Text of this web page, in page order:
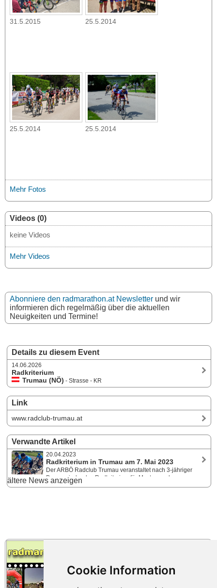
Details zu diesem Event
14.06.2026
Radkriterium
Trumau (NÖ) - Strasse - KR
Link
www.radclub-trumau.at
Verwandte Artikel
20.04.2023
Radkriterium in Trumau am 7. Mai 2023
Der ARBÖ Radclub Trumau veranstaltet nach 3-jähriger
Pause wieder das Radkriterium für Master- und
HobbyfahrerInnen sowie für Kinder und Jugendliche. Geboten werden
ältere News anzeigen
31.5.2015 25.5.2014
25.5.2014 25.5.2014
Mehr Fotos
Videos (0)
keine Videos
Mehr Videos
Abonniere den radmarathon.at Newsletter und wir
informieren dich regelmäßig über die aktuellen
Neuigkeiten und Termine!